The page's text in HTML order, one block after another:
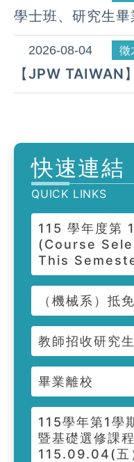
學士班、研究生
STUDENT
GRADUATION &
2026-08-04 徵
【JPW TAIWAN
DESIGN
快速連結
QUICK LINKS
115 學年度第
(Course
This
（機械系）抵
教師招收研究
畢業離校
115學年第1學
暨基礎選修課
115.09.04(五